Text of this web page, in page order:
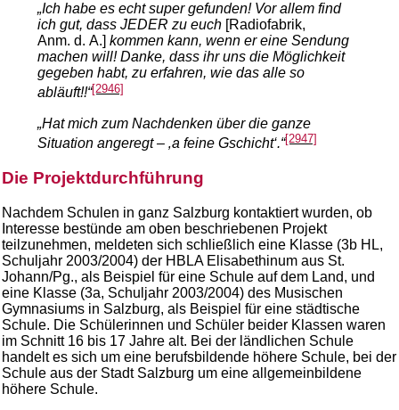
„Ich habe es echt super gefunden! Vor allem find
ich gut, dass JEDER zu euch [Radiofabrik,
Anm. d. A.] kommen kann, wenn er eine Sendung
machen will! Danke, dass ihr uns die Möglichkeit
gegeben habt, zu erfahren, wie das alle so
abläuft!!“[2946]
„Hat mich zum Nachdenken über die ganze
Situation angeregt – ‚a feine Gschicht‘.“[2947]
Die Projektdurchführung
Nachdem Schulen in ganz Salzburg kontaktiert wurden, ob
Interesse bestünde am oben beschriebenen Projekt
teilzunehmen, meldeten sich schließlich eine Klasse (3b HL,
Schuljahr 2003/2004) der HBLA Elisabethinum aus St.
Johann/Pg., als Beispiel für eine Schule auf dem Land, und
eine Klasse (3a, Schuljahr 2003/2004) des Musischen
Gymnasiums in Salzburg, als Beispiel für eine städtische
Schule. Die Schülerinnen und Schüler beider Klassen waren
im Schnitt 16 bis 17 Jahre alt. Bei der ländlichen Schule
handelt es sich um eine berufsbildende höhere Schule, bei der
Schule aus der Stadt Salzburg um eine allgemeinbildene
höhere Schule.